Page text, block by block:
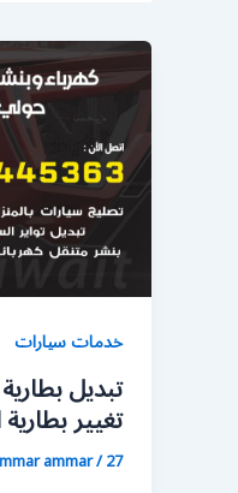
خدمات سيارات
تغيير
ammar/27 أبريل، 2020